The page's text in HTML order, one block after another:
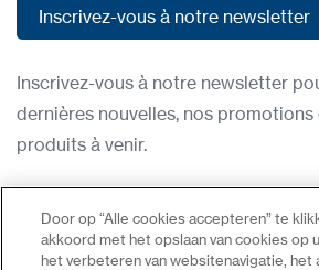
Inscrivez-vous à notre newsletter
Inscrivez-vous à notre newsletter
dernières nouvelles, nos
produits à venir.
Condititions d'utilisation
Politique de confidentialité
Door op “Alle cookies accepteren” te
akkoord met het opslaan van cookies op
het verbeteren van websitenavigatie, het